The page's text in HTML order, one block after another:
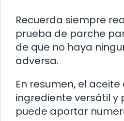
Recuerda siempre
prueba de parche
de que no haya
adversa.
En resumen, el aceite
ingrediente versátil y
puede aportar